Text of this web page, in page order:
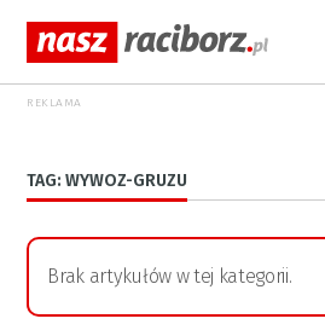
REKLAMA
TAG: WYWOZ-GRUZU
Brak artykułów w tej kategorii.